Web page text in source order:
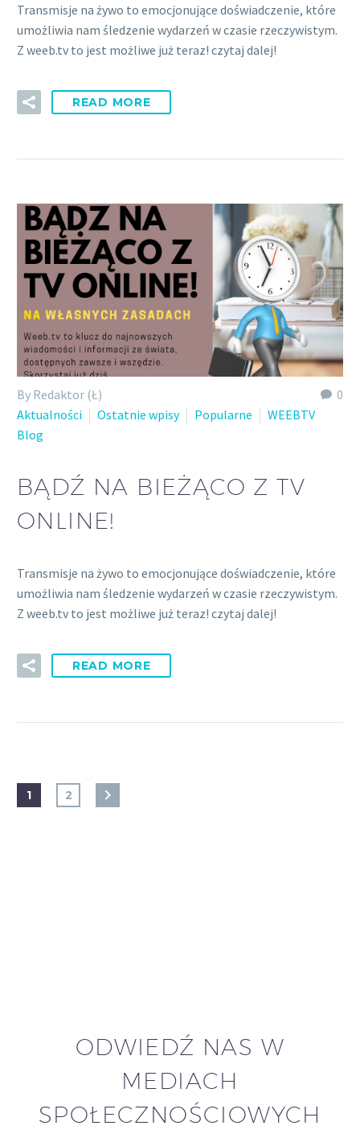
Transmisje na żywo to emocjonujące doświadczenie, które
umożliwia nam śledzenie wydarzeń w czasie rzeczywistym.
Z weeb.tv to jest możliwe już teraz! czytaj dalej!
READ MORE
0
By Redaktor (Ł)
Aktualności
Ostatnie wpisy Popularne
WEEBTV
Blog
BĄDŹ NA BIEŻĄCO Z TV
ONLINE!
Transmisje na żywo to emocjonujące doświadczenie, które
umożliwia nam śledzenie wydarzeń w czasie rzeczywistym.
Z weeb.tv to jest możliwe już teraz! czytaj dalej!
READ MORE
1 2
ODWIEDŹ NAS W
MEDIACH
SPOŁECZNOŚCIOWYCH